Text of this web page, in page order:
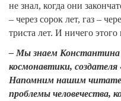
не знал, когда они
– через сорок лет, газ –
триста лет. И ничего
– Мы знаем Константина
космонавтики,
Напомним нашим
проблемы